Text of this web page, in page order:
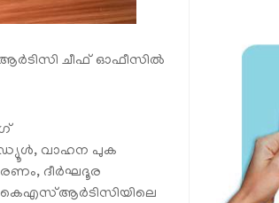
ചീഫ് ഓഫീസിൽ
വാഹന പുക
ദീർഘദൂര
കെഎസ്ആർടിസിയിലെ